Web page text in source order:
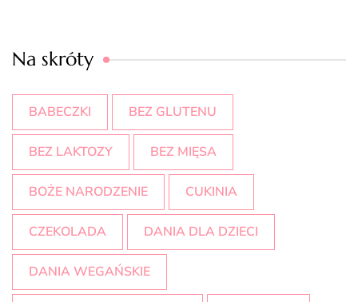
Na skróty
BABECZKI BEZ GLUTENU
BEZ LAKTOZY BEZ MIĘSA
BOŻE NARODZENIE CUKINIA
CZEKOLADA DANIA DLA DZIECI
DANIA WEGAŃSKIE